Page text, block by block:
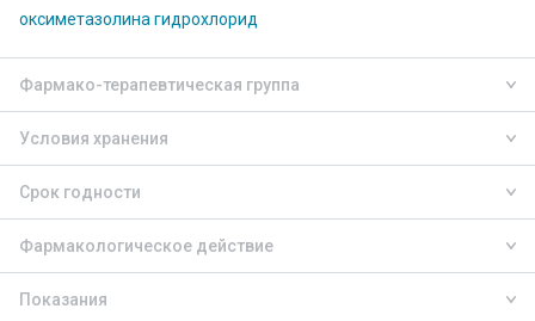
оксиметазолина гидрохлорид
Фармако-терапевтическая группа
Условия хранения
Срок годности
Фармакологическое действие
Показания